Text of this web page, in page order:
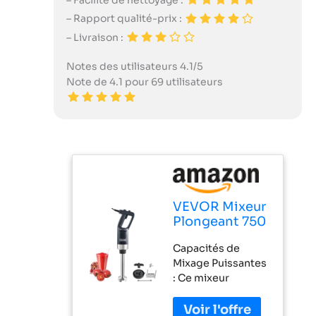
– Rapport qualité-prix :
– Livraison :
Notes des utilisateurs 4.1/5
Note de 4.1 pour 69 utilisateurs
VEVOR Mixeur
Plongeant 750
Main
Immersion
Commercial
Robuste 660
mm Vitesse
Capacités de
Mixage Puissantes
: Ce mixeur
équipé d'un